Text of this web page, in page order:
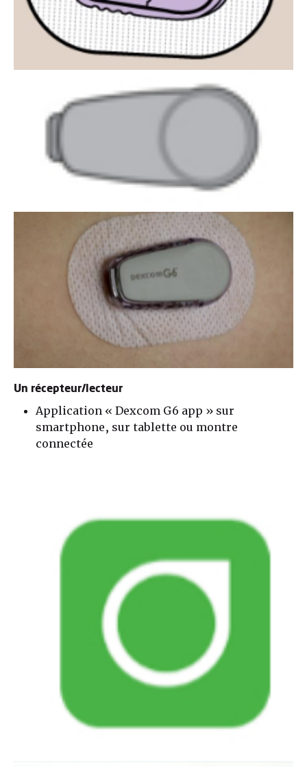
Un récepteur/lecteur
Application « Dexcom G6 app » sur
smartphone, sur tablette ou montre
connectée